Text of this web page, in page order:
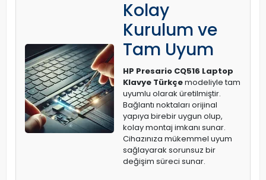
Kolay
Kurulum ve
Tam Uyum
HP Presario CQ516 Laptop
Klavye Türkçemodeliyle tam
uyumlu olarak üretilmiştir.
Bağlantı noktaları orijinal
yapıya birebir uygun olup,
kolay montaj imkanı sunar.
Cihazınıza mükemmel uyum
sağlayarak sorunsuz bir
değişim süreci sunar.